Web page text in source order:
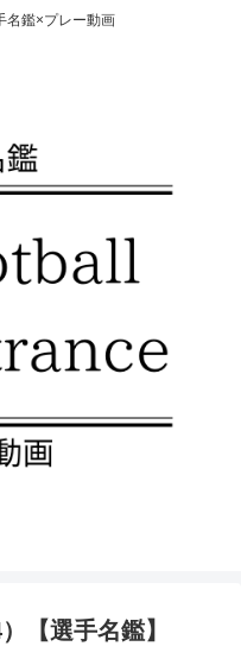
鑑×プレー動画
【選手名鑑】